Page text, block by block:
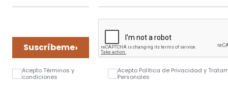
Suscríbeme›
Acepto Términos y
condiciones
Acepto Política de Privacidad y
Personales